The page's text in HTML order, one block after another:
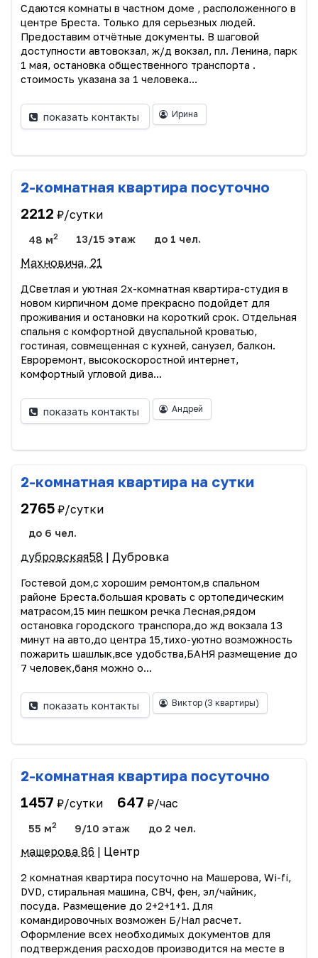
Сдаются комнаты в частном доме , расположенного в
центре Бреста. Только для серьезных людей.
Предоставим отчётные документы. В шаговой
доступности автовокзал, ж/д вокзал, пл. Ленина, парк
1 мая, остановка общественного транспорта .
стоимость указана за 1 человека...
показать контакты Ирина
2-комнатная квартира посуточно
2212 ₽/сутки
48 м2 13/15 этаж до 1 чел.
Махновича, 21
ДСветлая и уютная 2х-комнатная квартира-студия в
новом кирпичном доме прекрасно подойдет для
проживания и остановки на короткий срок. Отдельная
спальня с комфортной двуспальной кроватью,
гостиная, совмещенная с кухней, санузел, балкон.
Евроремонт, высокоскоростной интернет,
комфортный угловой дива...
показать контакты Андрей
2-комнатная квартира на сутки
2765 ₽/сутки
до 6 чел.
дубровская58 | Дубровка
Гостевой дом,с хорошим ремонтом,в спальном
районе Бреста.большая кровать с ортопедическим
матрасом,15 мин пешком речка Лесная,рядом
остановка городского транспора,до жд вокзала 13
минут на авто,до центра 15,тихо-уютно возможность
пожарить шашлык,все удобства,БАНЯ размещение до
7 человек,баня можно о...
показать контакты Виктор (3 квартиры)
2-комнатная квартира посуточно
1457 ₽/сутки 647 ₽/час
55 м2 9/10 этаж до 2 чел.
машерова 86 | Центр
2 комнатная квартира посуточно на Машерова, Wi-fi,
DVD, стиральная машина, СВЧ, фен, эл/чайник,
посуда. Размещение до 2+2+1+1. Для
командировочных возможен Б/Нал расчет.
Оформление всех необходимых документов для
подтверждения расходов производится на месте в